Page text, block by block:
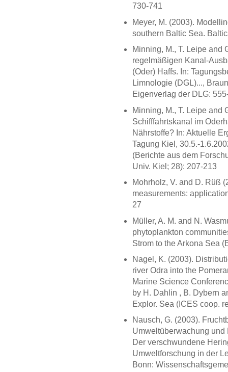
730-741
Meyer, M. (2003).
southern Baltic Sea.
Minning, M., T. Leipe and
regelmäßigen Kanal-
(Oder) Haffs. In:
Limnologie (DGL)...,
Eigenverlag der DLG:
Minning, M., T. Leipe and
Schifffahrtskanal im
Nährstoffe? In: Aktuelle
Tagung Kiel, 30.5.-
(Berichte aus dem
Univ. Kiel; 28): 207-213
Mohrholz, V. and D. Rüß
measurements:
27
Müller, A. M. and N.
phytoplankton
Strom to the Arkona Sea
Nagel, K. (2003).
river Odra into the
Marine Science
by H. Dahlin , B. Dybern
Explor. Sea (ICES coop.
Nausch, G. (2003).
Umweltüberwachung
Der verschwundene
Umweltforschung in der
Bonn: